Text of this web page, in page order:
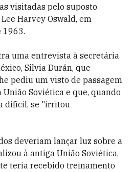
visitadas pelo suposto
Harvey Oswald, em
1963.
uma entrevista à secretária
Silvia Durán, que
pediu um visto de passagem
Soviética e que, quando
difícil, se "irritou
deveriam lançar luz sobre a
à antiga União Soviética,
teria recebido treinamento